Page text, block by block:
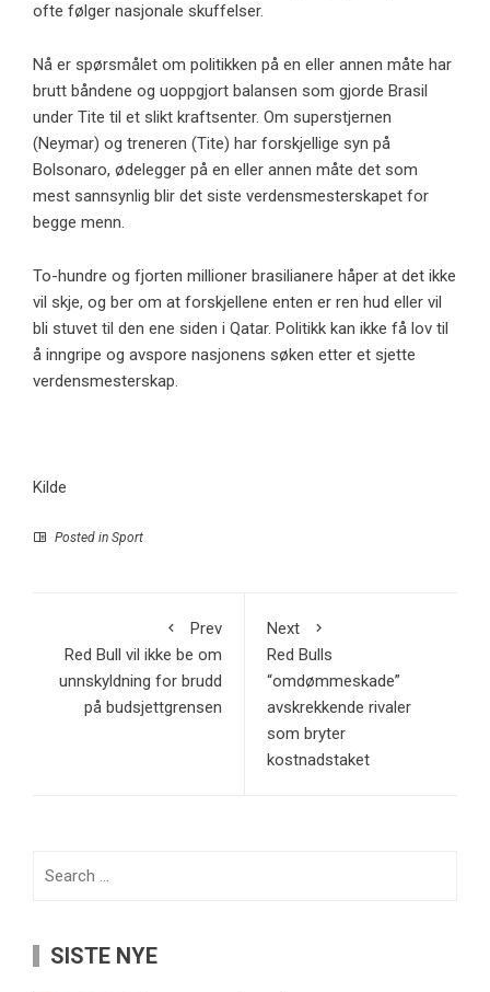
ofte følger nasjonale skuffelser.
Nå er spørsmålet om politikken på en eller annen måte har
brutt båndene og uoppgjort balansen som gjorde Brasil
under Tite til et slikt kraftsenter. Om superstjernen
(Neymar) og treneren (Tite) har forskjellige syn på
Bolsonaro, ødelegger på en eller annen måte det som
mest sannsynlig blir det siste verdensmesterskapet for
begge menn.
To-hundre og fjorten millioner brasilianere håper at det ikke
vil skje, og ber om at forskjellene enten er ren hud eller vil
bli stuvet til den ene siden i Qatar. Politikk kan ikke få lov til
å inngripe og avspore nasjonens søken etter et sjette
verdensmesterskap.
Kilde
Posted in Sport
Prev
Red Bull vil ikke be om
unnskyldning for brudd
på budsjettgrensen
Next
Red Bulls
“omdømmeskade”
avskrekkende rivaler
som bryter
kostnadstaket
SISTE NYE